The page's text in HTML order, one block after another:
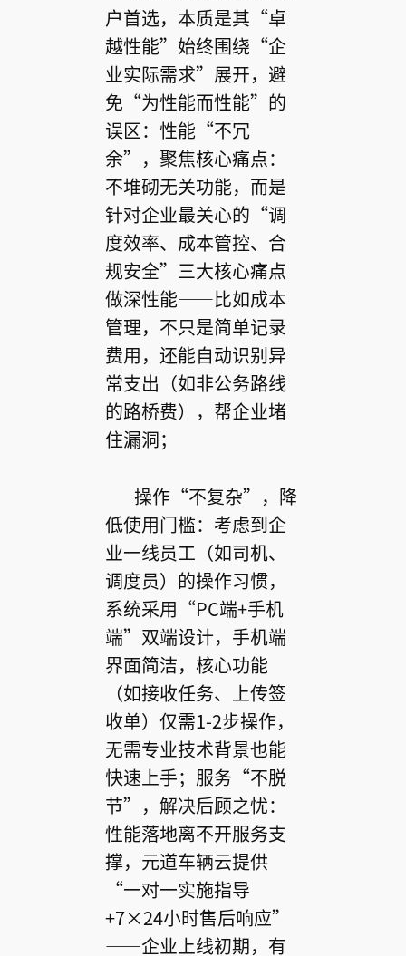
户首选，本质是其“卓
越性能”始终围绕“企
业实际需求”展开，避
免“为性能而性能”的
误区：性能“不冗
余”，聚焦核心痛点：
不堆砌无关功能，而是
针对企业最关心的“调
度效率、成本管控、合
规安全”三大核心痛点
做深性能——比如成本
管理，不只是简单记录
费用，还能自动识别异
常支出（如非公务路线
的路桥费），帮企业堵
住漏洞；
操作“不复杂”，降
低使用门槛：考虑到企
业一线员工（如司机、
调度员）的操作习惯，
系统采用“PC端+手机
端”双端设计，手机端
界面简洁，核心功能
（如接收任务、上传签
收单）仅需1-2步操作，
无需专业技术背景也能
快速上手；服务“不脱
节”，解决后顾之忧：
性能落地离不开服务支
撑，元道车辆云提供
“一对一实施指导
+7×24小时售后响应”
——企业上线初期，有